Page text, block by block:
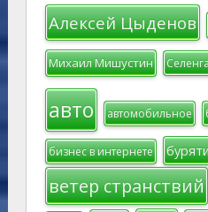
Алексей Цыденов
Михаил Мишустин
авто автомобильное
бизнес в интернете
ветер странствий